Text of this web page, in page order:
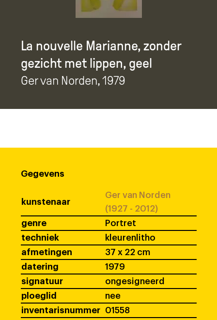
La nouvelle Marianne, zonder
gezicht met lippen, geel
Ger van Norden, 1979
Gegevens
kunstenaar
Ger van Norden
(1927 - 2012)
genre
Portret
techniek
kleurenlitho
afmetingen
37 x 22 cm
datering
1979
signatuur
ongesigneerd
ploeglid
nee
inventarisnummer
01558